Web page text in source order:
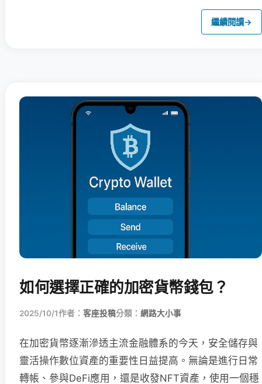
繼續閱讀→
如何選擇正確的加密貨幣錢包？
2025/10/1作者： 客座投稿分類： 網路大小事
在加密貨幣逐漸滲透主流金融體系的今天，安全儲存與
靈活操作數位資產的重要性日益提高。無論是進行日常
轉帳、參與DeFi應用，還是收發NFT資產，使用一個穩